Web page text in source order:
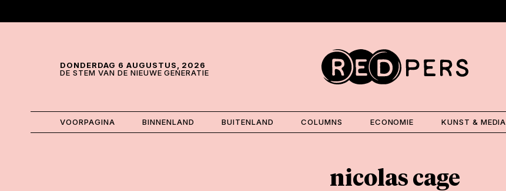
DONDERDAG 6 AUGUSTUS, 2026
DE STEM VAN DE NIEUWE GENERATIE
VOORPAGINA BINNENLAND BUITENLAND COLUMNS ECONOMIE KUNST & MEDIA
nicolas cage